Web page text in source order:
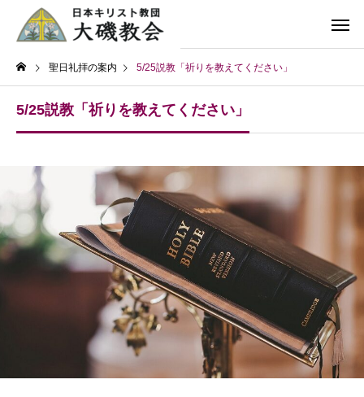
聖日礼拝の案内 5/25説教「祈りを教えてください」
5/25説教「祈りを教えてください」